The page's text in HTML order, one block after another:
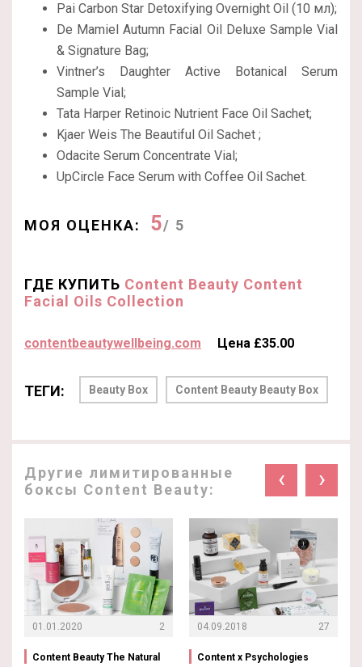
Pai Carbon Star Detoxifying Overnight Oil (10 мл);
De Mamiel Autumn Facial Oil Deluxe Sample Vial
& Signature Bag;
Vintner’s Daughter Active Botanical Serum
Sample Vial;
Tata Harper Retinoic Nutrient Face Oil Sachet;
Kjaer Weis The Beautiful Oil Sachet ;
Odacite Serum Concentrate Vial;
UpCircle Face Serum with Coffee Oil Sachet.
МОЯ ОЦЕНКА: 5/ 5
ГДЕ КУПИТЬ Content Beauty Content
Facial Oils Collection
contentbeautywellbeing.com Цена £35.00
ТЕГИ: Beauty Box Content Beauty Beauty Box
Другие лимитированные
боксы Content Beauty:
‹ ›
01.01.2020 2
Content Beauty The Natural
04.09.2018 27
Content x Psychologies